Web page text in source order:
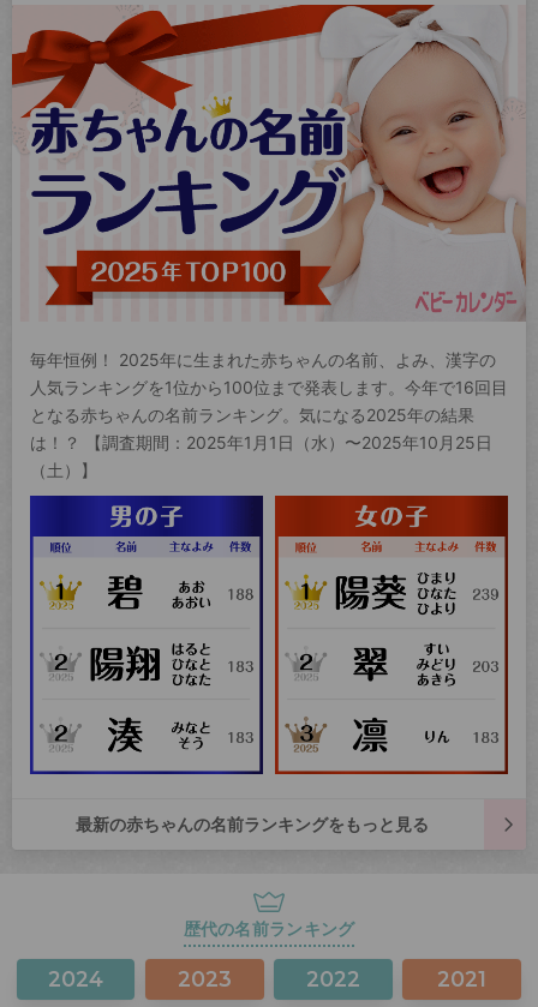
毎年恒例！ 2025年に生まれた赤ちゃんの名前、よみ、漢字の
人気ランキングを1位から100位まで発表します。今年で16回目
となる赤ちゃんの名前ランキング。気になる2025年の結果
は！？ 【調査期間：2025年1月1日（水）〜2025年10月25日
（土）】
最新の赤ちゃんの名前ランキングをもっと見る
歴代の名前ランキング
2024 2023 2022 2021